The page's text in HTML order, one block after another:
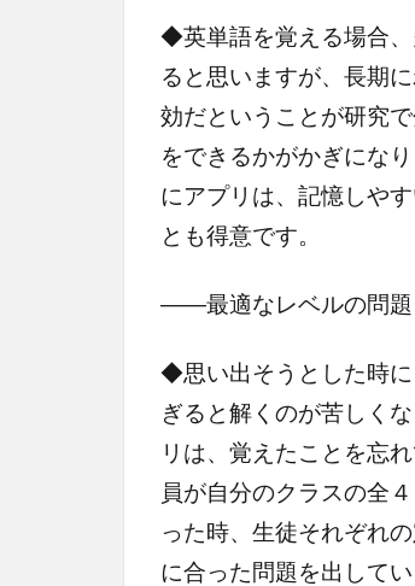
◆英単語を覚える場合
ると思いますが、長期
効だということが研究
をできるかがかぎにな
にアプリは、記憶しや
とも得意です。
――最適なレベルの問題
◆思い出そうとした時
ぎると解くのが苦しく
リは、覚えたことを忘
員が自分のクラスの全
った時、生徒それぞれ
に合った問題を出して